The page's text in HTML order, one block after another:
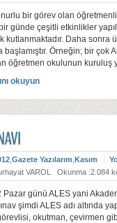
bir görev olan
günde çeşitli etkinlikler
kutlanmaktadır. Daha sonra
başlamıştır. Örneğin; bir
öğretmen okulunun kuruluş
okuyun
Gazete Yazılarım Kasım
VAROL
Okunma :2.084
Pazar günü ALES yani
şimdi ALES adı altında
okutman, çevirmen